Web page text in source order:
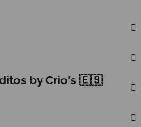
by Crio's 🇪🇸